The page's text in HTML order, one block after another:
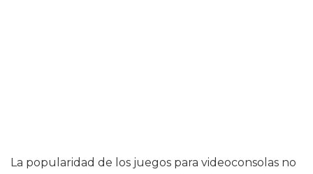
La popularidad de los juegos para videoconsolas no